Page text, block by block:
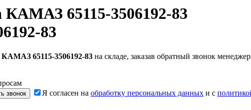
КАМАЗ 65115-3506192-83
83
КАМАЗ 65115-3506192-83 на складе, заказав обратный звонок
звонок Я согласен на обработку персональных данных и с